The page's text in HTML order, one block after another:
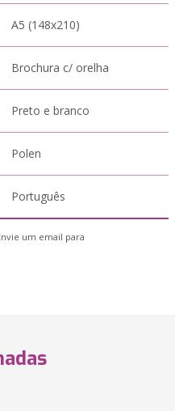
A5 (148x210)
Brochura c/ orelha
Preto e branco
Polen
Português
um email para